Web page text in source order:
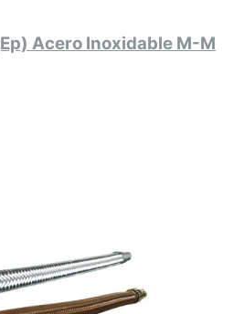
Acero Inoxidable M-M